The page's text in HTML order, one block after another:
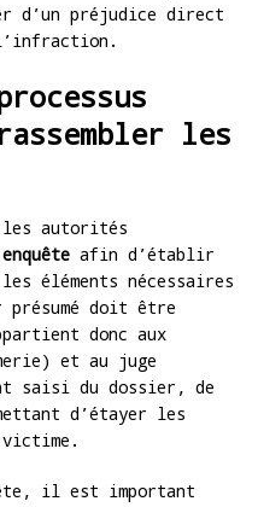
d’un préjudice direct
les
autorités
enquête afin d’établir
éléments nécessaires
doit être
donc aux
et au juge
saisi du dossier, de
d’étayer les
il est important